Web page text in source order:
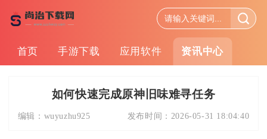
首页 手游下载 应用软件 资讯中心
如何快速完成原神旧味难寻任务
编辑： wuyuzhu925 发布时间： 2026-05-31 18:04:40